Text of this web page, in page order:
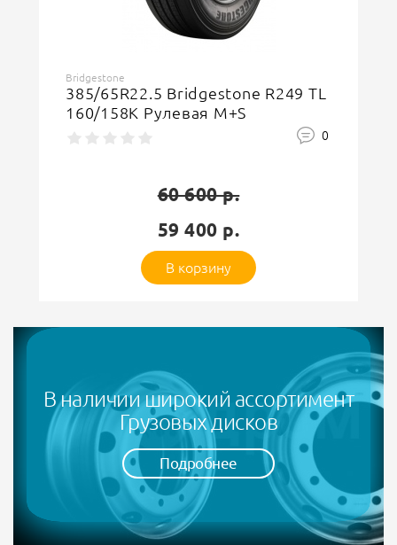
Doublestar
385/65R22.5 Doublestar DSR118
160/158L 20PR Прицеп
0
32 550 р.
31 900 р.
В корзину
В наличии широкий ассортимент
Грузовых дисков
Подробнее